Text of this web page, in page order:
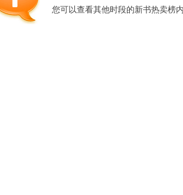
手机
您可以查看其他时段的新书热卖榜内